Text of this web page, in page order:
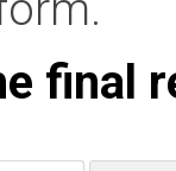
final